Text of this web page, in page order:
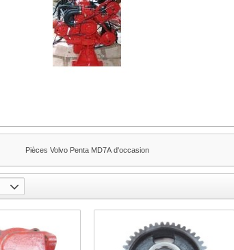
Pièces Volvo Penta MD7A d'occasion